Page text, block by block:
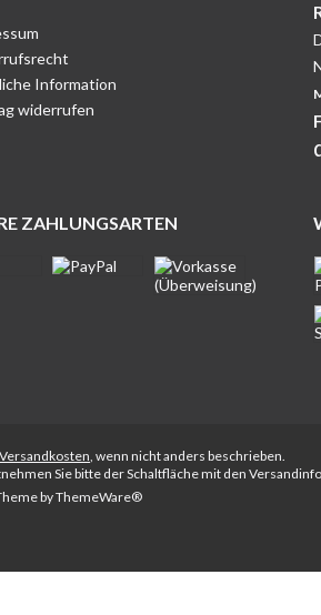
Information
widerrufen
ZAHLUNGSARTEN
Versandkosten, wenn nicht anders beschrieben.
Sie bitte der Schaltfläche mit den
byThemeWare®